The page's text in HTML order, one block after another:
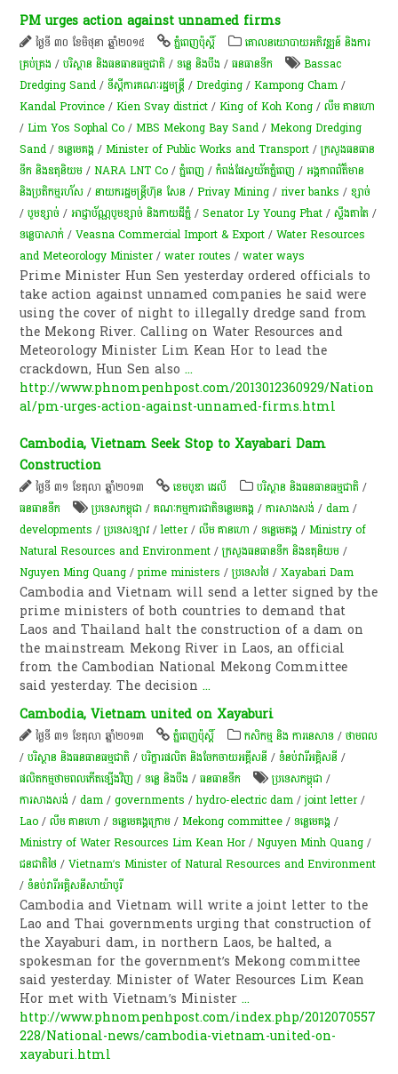
PM urges action against unnamed firms
ថ្ងៃទី ៣០ ខែមិថុនា ឆ្នាំ២០១៥ ភ្នំពេញប៉ុស្តិ៍
គោលនយោបាយ​អភិវឌ្ឍន៍​ និង​ការ​
គ្រប់គ្រង​ /បរិស្ថាន និងធនធានធម្មជាតិ /ទន្លេ និងបឹង /​ធនធាន​ទឹក​
Bassac
Dredging Sand /ទីស្តីការគណៈរដ្ឋមន្រ្តី /Dredging /Kampong Cham /
Kandal Province /Kien Svay district /King of Koh Kong /លឹម គាន​ហោ
/Lim Yos Sophal Co /MBS Mekong Bay Sand /Mekong Dredging
Sand /ទន្លេមេគង្គ /Minister of Public Works and Transport /ក្រសួងធនធាន
ទឹក និងឧតុនិយម /NARA LNT Co /ភ្នំពេញ /កំពង់ផែស្វយ័តភ្នំពេញ /អង្គភាពព័ត៏មាន
និងប្រតិកម្មរហ័ស /នាយករដ្ឋមន្ត្រីហ៊ុន សែន /Privay Mining /river banks /ខ្សាច់​
/បូមខ្សាច់ /​អាជ្ញាប័ណ្ណ​បូម​ខ្សាច់ និង​កាយ​ដី​ភ្នំ​ /Senator Ly Young Phat /ស្ទឹង​តាតៃ /
ទន្លេបាសាក់ /Veasna Commercial Import & Export /Water Resources
and Meteorology Minister/water routes /water ways
Prime Minister Hun Sen yesterday ordered officials to
take action against unnamed companies he said were
using the cover of night to illegally dredge sand from
the Mekong River. Calling on Water Resources and
Meteorology Minister Lim Kean Hor to lead the
crackdown, Hun Sen also...
http://www.phnompenhpost.com/2013012360929/Nation
al/pm-urges-action-against-unnamed-firms.html
Cambodia, Vietnam Seek Stop to Xayabari Dam
Construction
ថ្ងៃទី ៣១ ខែតុលា ឆ្នាំ២០១៣ ខេមបូឌា ដេលី បរិស្ថាន និងធនធានធម្មជាតិ /
ធនធាន​ទឹក​
ប្រទេសកម្ពុជា /គណៈកម្មការ​ជាតិទន្លេ​មេគង្គ /ការសាងសង់ /dam /
developments /ប្រទេសឡាវ /letter/លឹម គាន​ហោ /ទន្លេមេគង្គ /Ministry of
Natural Resources and Environment /ក្រសួងធនធានទឹក និងឧតុនិយម /
Nguyen Ming Quang /prime ministers /ប្រទេសថៃ /Xayabari Dam
Cambodia and Vietnam will send a letter signed by the
prime ministers of both countries to demand that
Laos and Thailand halt the construction of a dam on
the mainstream Mekong River in Laos, an official
from the Cambodian National Mekong Committee
said yesterday. The decision...
Cambodia, Vietnam united on Xayaburi
ថ្ងៃទី ៣១ ខែតុលា ឆ្នាំ២០១៣ ភ្នំពេញប៉ុស្តិ៍ កសិកម្ម​ និង​ ការ​នេ​សាទ​ /ថាមពល
/បរិស្ថាន និងធនធានធម្មជាតិ /បរិក្ខារផលិត និងចែកចាយអគ្គីសនី /ទំនប់​វា​រី​អគ្គិសនី​ /
ផលិតកម្មថាមពលកើតឡើងវិញ /ទន្លេ និងបឹង /​ធនធាន​ទឹក​ ប្រទេសកម្ពុជា /
ការសាងសង់ /dam /governments /hydro-electric dam /joint letter/
Lao /លឹម គាន​ហោ /ទន្លេមេគង្គក្រោម /Mekong committee /ទន្លេមេគង្គ /
Ministry of Water Resources Lim Kean Hor/Nguyen Minh Quang /
ជនជាតិថៃ /Vietnam’s Minister of Natural Re­sources and Environment
/ទំនប់​វារីអគ្គិសនី​សាយ៉ាបូរី
Cambodia and Vietnam will write a joint letter to the
Lao and Thai governments urging that construction of
the Xayaburi dam, in northern Laos, be halted, a
spokesman for the government’s Mekong committee
said yesterday. Minister of Water Resources Lim Kean
Hor met with Vietnam’s Minister...
http://www.phnompenhpost.com/index.php/2012070557
228/National-news/cambodia-vietnam-united-on-
xayaburi.html